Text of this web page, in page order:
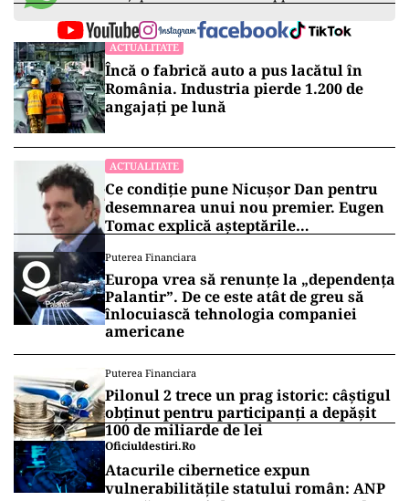
ACTUALITATE
Încă o fabrică auto a pus lacătul în
România. Industria pierde 1.200 de
angajați pe lună
ACTUALITATE
Ce condiție pune Nicușor Dan pentru
desemnarea unui nou premier. Eugen
Tomac explică așteptările
Puterea Financiara
Europa vrea să renunțe la „dependența
Palantir”. De ce este atât de greu să
înlocuiască tehnologia companiei
americane
Puterea Financiara
Pilonul 2 trece un prag istoric: câștigul
obținut pentru participanți a depășit
100 de miliarde de lei
Oficiuldestiri.ro
Atacurile cibernetice expun
vulnerabilitățile statului român: ANP